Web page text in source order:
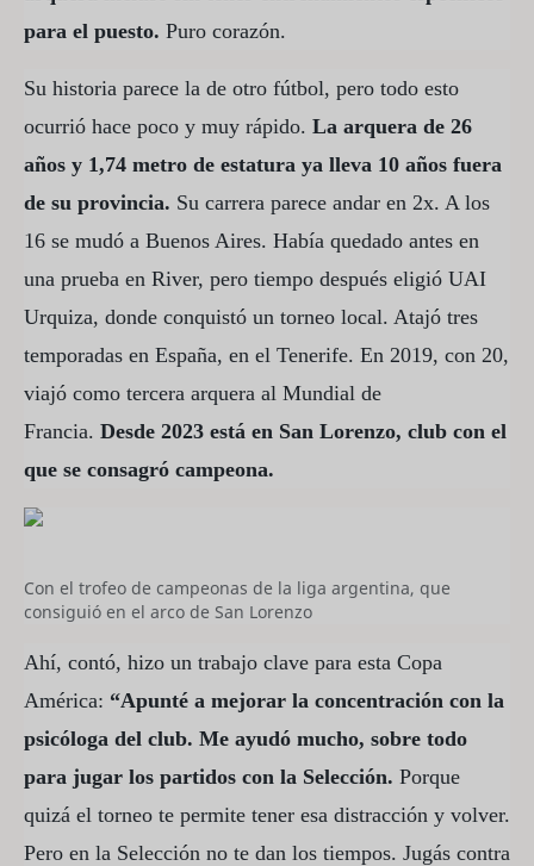
para el puesto. Puro corazón.
Su historia parece la de otro fútbol, pero todo esto
ocurrió hace poco y muy rápido. La arquera de 26
años y 1,74 metro de estatura ya lleva 10 años fuera
de su provincia. Su carrera parece andar en 2x. A los
16 se mudó a Buenos Aires. Había quedado antes en
una prueba en River, pero tiempo después eligió UAI
Urquiza, donde conquistó un torneo local. Atajó tres
temporadas en España, en el Tenerife. En 2019, con 20,
viajó como tercera arquera al Mundial de
Francia. Desde 2023 está en San Lorenzo, club con el
que se consagró campeona.
Con el trofeo de campeonas de la liga argentina, que
consiguió en el arco de San Lorenzo
Ahí, contó, hizo un trabajo clave para esta Copa
América: “Apunté a mejorar la concentración con la
psicóloga del club. Me ayudó mucho, sobre todo
para jugar los partidos con la Selección. Porque
quizá el torneo te permite tener esa distracción y volver.
Pero en la Selección no te dan los tiempos. Jugás contra